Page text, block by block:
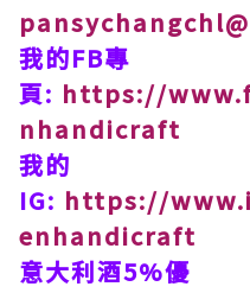
我的FB專
頁: https://
nhandicraft
我的
IG: https://
enhandicraft
意大利酒5%優